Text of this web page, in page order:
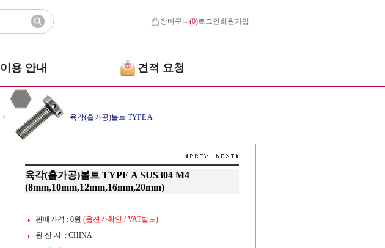
장바구니(0)로그인 회원가입
이용 안내 견적 요청
> 육각(홀가공)볼트 TYPE A
육각(홀가공)볼트 TYPE A SUS304 M4
(8mm,10mm,12mm,16mm,20mm)
판매가격 : 0원 (옵션가확인 / VAT별도)
원 산 지 : CHINA